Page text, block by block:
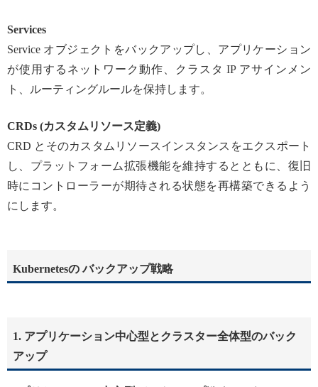
Services
Service オブジェクトをバックアップし、アプリケーション
が使用するネットワーク動作、クラスタ IP アサインメン
ト、ルーティングルールを保持します。
CRDs (カスタムリソース定義)
CRD とそのカスタムリソースインスタンスをエクスポート
し、プラットフォーム拡張機能を維持するとともに、復旧
時にコントローラーが期待される状態を再構築できるよう
にします。
Kubernetesの バックアップ戦略
1. アプリケーション中心型とクラスター全体型のバック
アップ